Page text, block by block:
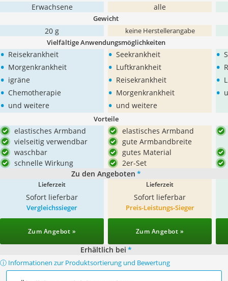
Erwachsene alle
Gewicht
20 g keine Herstellerangabe
Vielfältige Anwendungsmöglichkeiten
• Reisekrankheit
• Morgenkrankheit
• igräne
• Chemotherapie
• und weitere
• Seekrankheit
• Luftkrankheit
• Reisekrankheit
• Morgenkrankheit
• und weitere
•
•
•
•
Vorteile
elastisches Armband
vielseitig verwendbar
waschbar
schnelle Wirkung
elastisches Armband
gute Armbandbreite
gutes Material
2er-Set
Zu den Angeboten *
Lieferzeit
Sofort lieferbar
Lieferzeit
Sofort lieferbar
Vergleichssieger
Zum Angebot »
Preis-Leistungs-Sieger
Zum Angebot »
Erhältlich bei *
ⓘ Informationen zur Produktsortierung und Bewertung